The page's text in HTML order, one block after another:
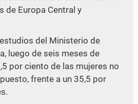
de Europa Central y
del Ministerio de
luego de seis meses de
por ciento de las mujeres no
frente a un 35,5 por